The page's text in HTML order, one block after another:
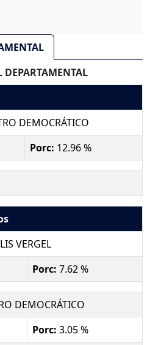
DEMOCRÁTICO
Porc: 12.96 %
VERGEL
Porc: 7.62 %
DEMOCRÁTICO
Porc: 3.05 %